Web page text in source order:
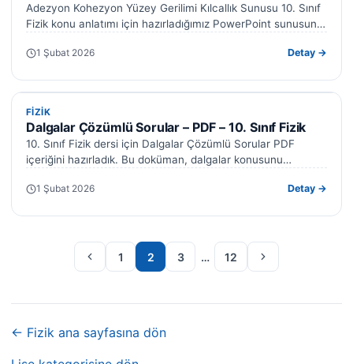
Adezyon Kohezyon Yüzey Gerilimi Kılcallık Sunusu 10. Sınıf
Fizik konu anlatımı için hazırladığımız PowerPoint sunusunu
1 Şubat 2026 Detay →
FIZIK
FIZIK
Dalgalar Çözümlü Sorular – PDF – 10. Sınıf Fizik
10. Sınıf Fizik dersi için Dalgalar Çözümlü Sorular PDF
içeriğini hazırladık. Bu doküman, dalgalar konusunu
1 Şubat 2026 Detay →
Önceki sayfa
1 2 3 … 12
Sonraki sayfa
← Fizik ana sayfasına dön